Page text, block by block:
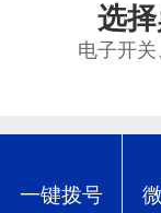
选
电子开
一键拨号